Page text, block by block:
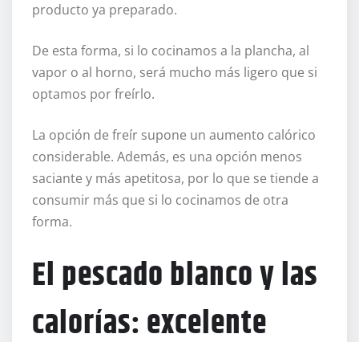
producto ya preparado.
De esta forma, si lo cocinamos a la plancha, al
vapor o al horno, será mucho más ligero que si
optamos por freírlo.
La opción de freír supone un aumento calórico
considerable. Además, es una opción menos
saciante y más apetitosa, por lo que se tiende a
consumir más que si lo cocinamos de otra
forma.
El pescado blanco y las
calorías: excelente